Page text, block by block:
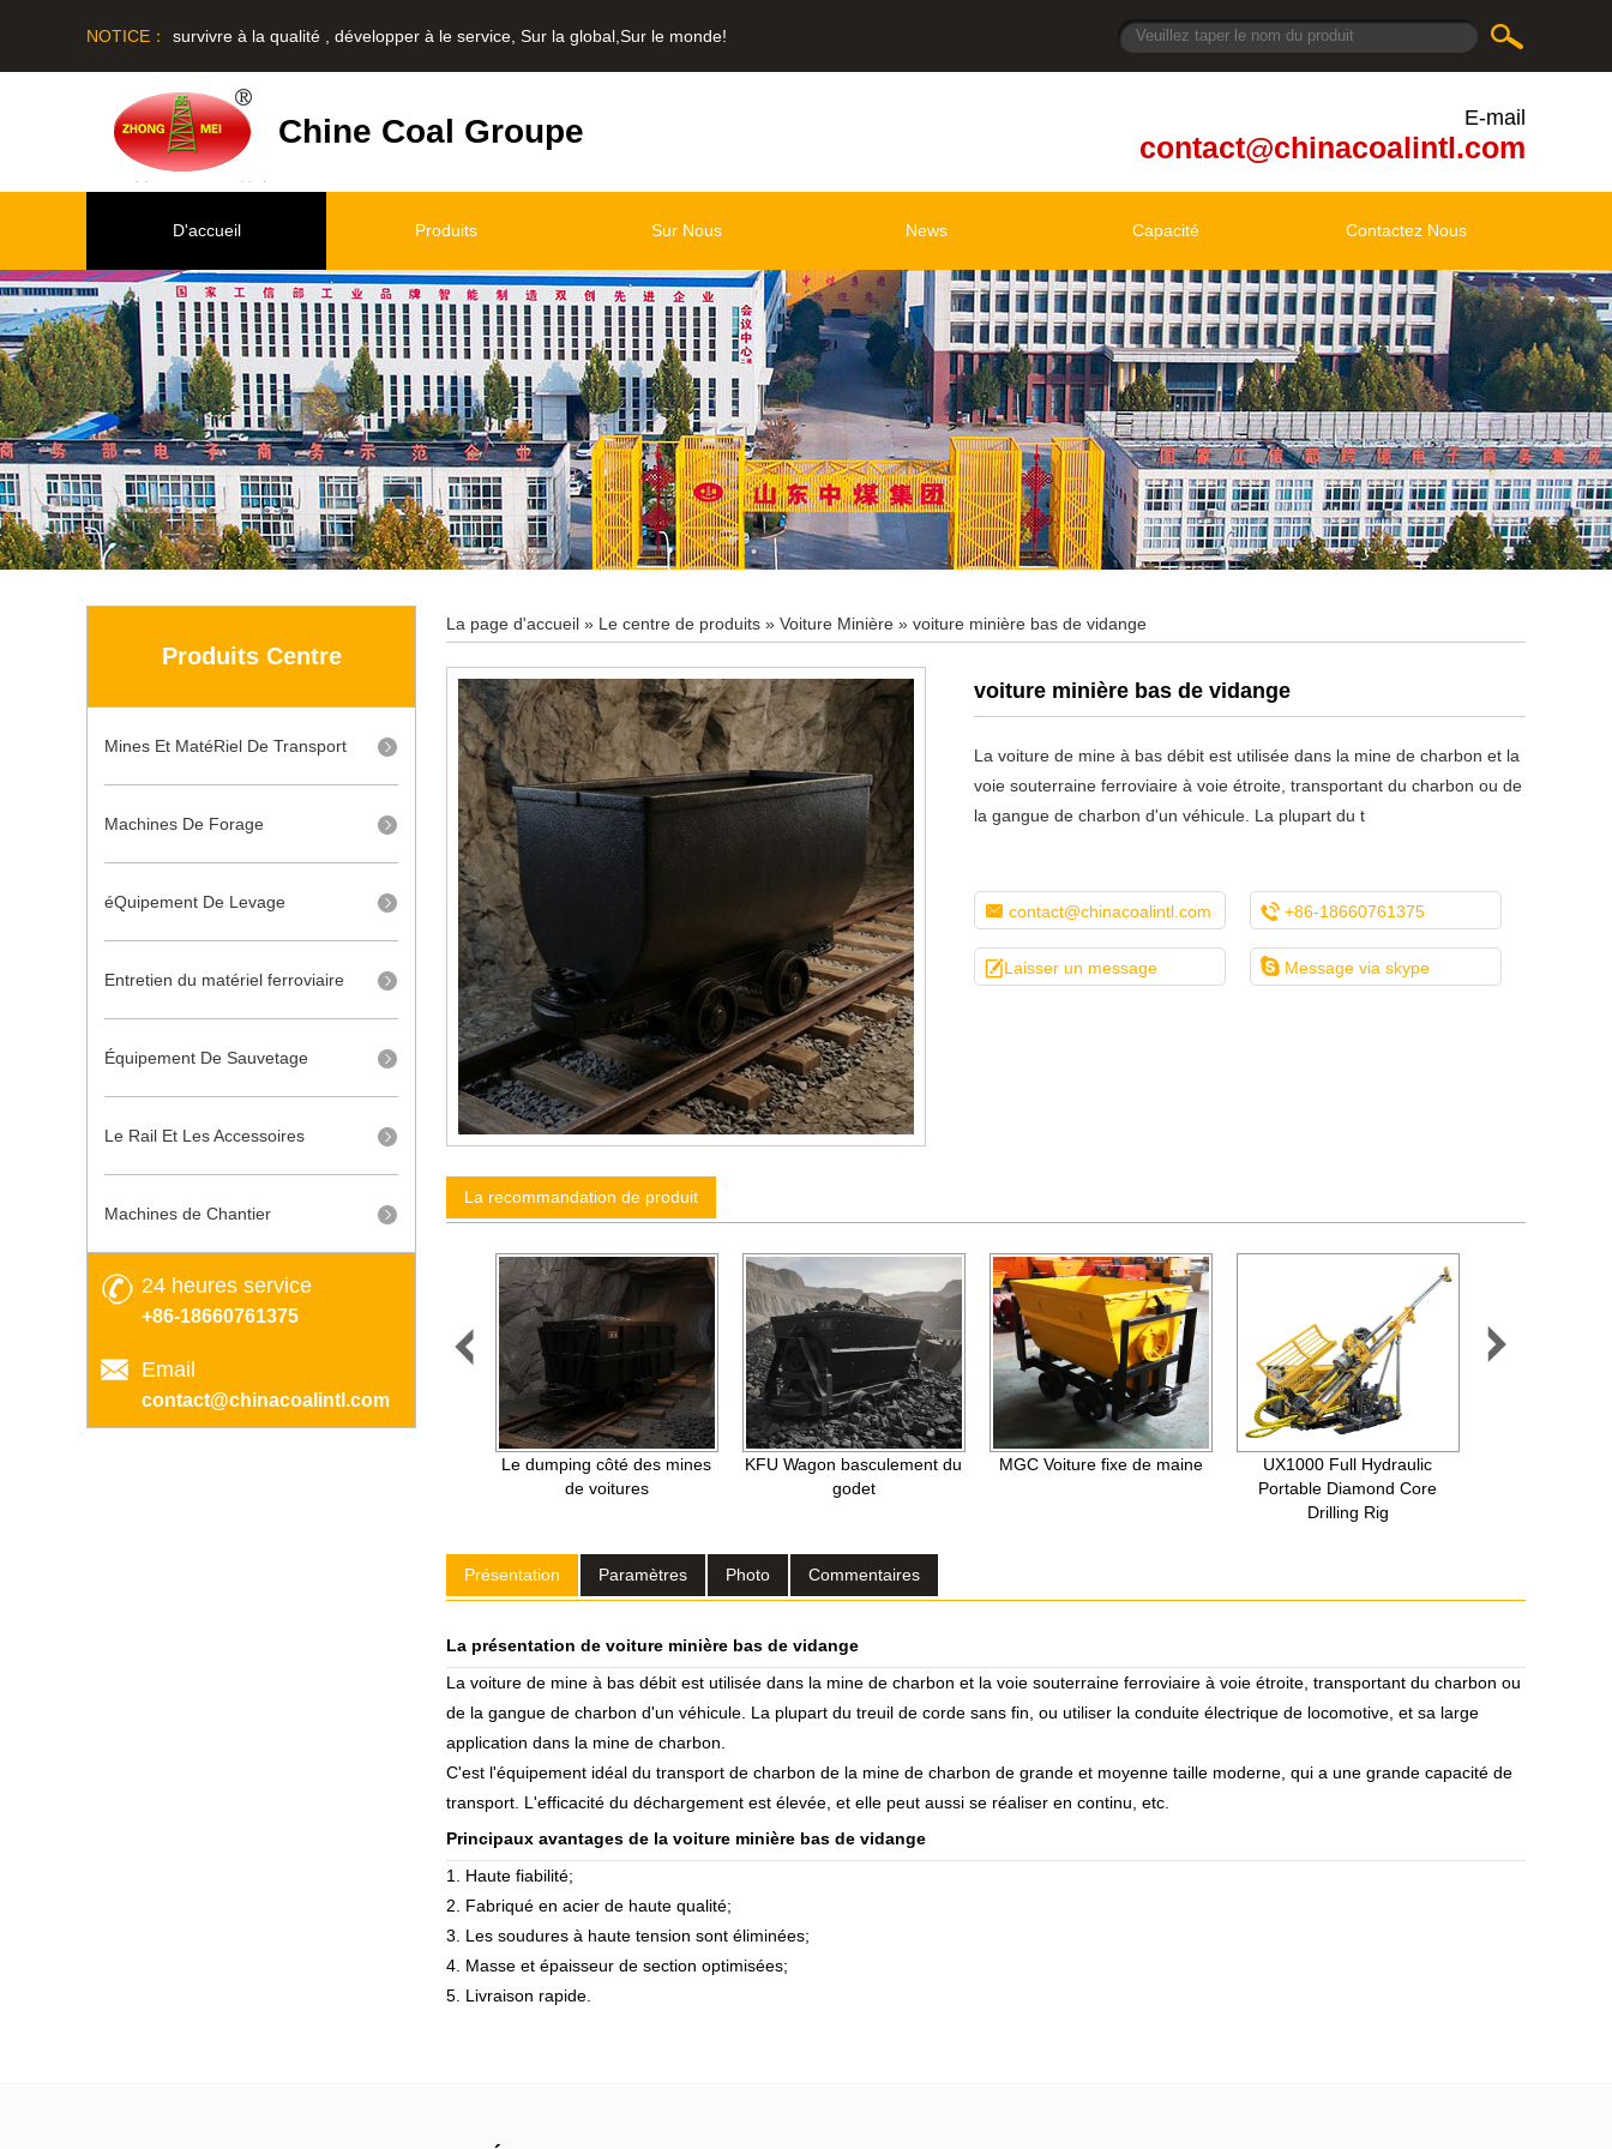
NOTICE：survivre à la qualité , développer à le service, Sur la global,Sur le monde!
Chine Coal Groupe E-mail
contact@chinacoalintl.com
D'accueil Produits Sur Nous News Capacité Contactez Nous
Produits Centre
Mines Et MatéRiel De Transport
Machines De Forage
éQuipement De Levage
Entretien du matériel ferroviaire
Équipement De Sauvetage
Le Rail Et Les Accessoires
Machines de Chantier
24 heures service
+86-18660761375
Email
contact@chinacoalintl.com
La page d'accueil » Le centre de produits » Voiture Minière » voiture minière bas de vidange
voiture minière bas de vidange
La voiture de mine à bas débit est utilisée dans la mine de charbon et la
voie souterraine ferroviaire à voie étroite, transportant du charbon ou de
la gangue de charbon d'un véhicule. La plupart du t
 contact@chinacoalintl.com  +86-18660761375
Laisser un message  Message via skype
La recommandation de produit

Le dumping côté des mines
de voitures
KFU Wagon basculement du
godet
MGC Voiture fixe de maine
UX1000 Full Hydraulic
Portable Diamond Core
Drilling Rig

Présentation Paramètres Photo Commentaires
La présentation de voiture minière bas de vidange
La voiture de mine à bas débit est utilisée dans la mine de charbon et la voie souterraine ferroviaire à voie étroite, transportant du charbon ou
de la gangue de charbon d'un véhicule. La plupart du treuil de corde sans fin, ou utiliser la conduite électrique de locomotive, et sa large
application dans la mine de charbon.
C'est l'équipement idéal du transport de charbon de la mine de charbon de grande et moyenne taille moderne, qui a une grande capacité de
transport. L'efficacité du déchargement est élevée, et elle peut aussi se réaliser en continu, etc.
Principaux avantages de la voiture minière bas de vidange
1. Haute fiabilité;
2. Fabriqué en acier de haute qualité;
3. Les soudures à haute tension sont éliminées;
4. Masse et épaisseur de section optimisées;
5. Livraison rapide.